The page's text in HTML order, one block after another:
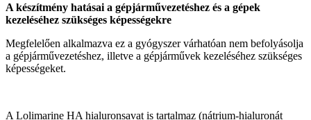
A készítmény hatásai a gépjárművezetéshez és a gépek
kezeléséhez szükséges képességekre
Megfelelően alkalmazva ez a gyógyszer várhatóan nem befolyásolja
a gépjárművezetéshez, illetve a gépjárművek kezeléséhez szükséges
képességeket.
A Lolimarine HA hialuronsavat is tartalmaz (nátrium-hialuronát